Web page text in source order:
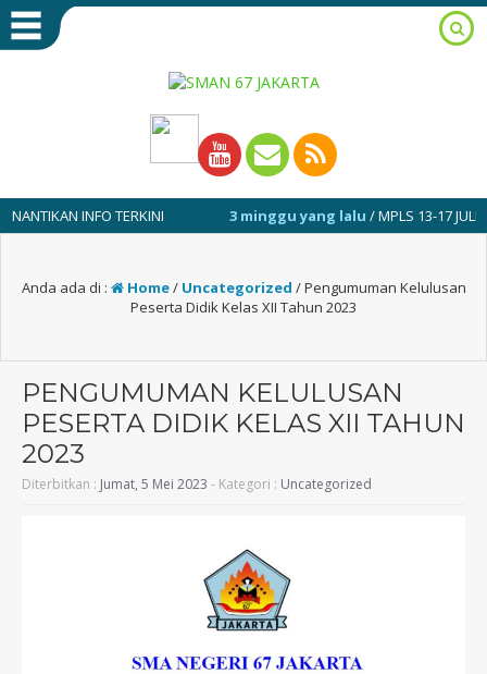
INFO TERKINI 3 minggu yang lalu/ MPLS 13-17 JULI 2026
Anda ada di : Home/ Uncategorized /Pengumuman Kelulusan
Peserta Didik Kelas XII Tahun 2023
PENGUMUMAN KELULUSAN
PESERTA DIDIK KELAS XII TAHUN
2023
Diterbitkan : Jumat, 5 Mei 2023 - Kategori : Uncategorized